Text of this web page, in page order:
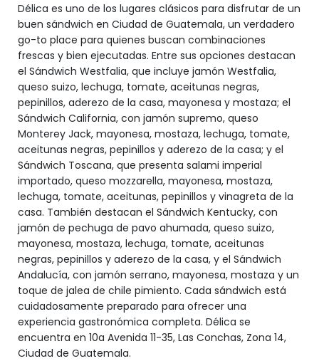
Délica es uno de los lugares clásicos para disfrutar de un
buen sándwich en Ciudad de Guatemala, un verdadero
go-to place para quienes buscan combinaciones
frescas y bien ejecutadas. Entre sus opciones destacan
el Sándwich Westfalia, que incluye jamón Westfalia,
queso suizo, lechuga, tomate, aceitunas negras,
pepinillos, aderezo de la casa, mayonesa y mostaza; el
Sándwich California, con jamón supremo, queso
Monterey Jack, mayonesa, mostaza, lechuga, tomate,
aceitunas negras, pepinillos y aderezo de la casa; y el
Sándwich Toscana, que presenta salami imperial
importado, queso mozzarella, mayonesa, mostaza,
lechuga, tomate, aceitunas, pepinillos y vinagreta de la
casa. También destacan el Sándwich Kentucky, con
jamón de pechuga de pavo ahumada, queso suizo,
mayonesa, mostaza, lechuga, tomate, aceitunas
negras, pepinillos y aderezo de la casa, y el Sándwich
Andalucía, con jamón serrano, mayonesa, mostaza y un
toque de jalea de chile pimiento. Cada sándwich está
cuidadosamente preparado para ofrecer una
experiencia gastronómica completa. Délica se
encuentra en 10a Avenida 11-35, Las Conchas, Zona 14,
Ciudad de Guatemala.